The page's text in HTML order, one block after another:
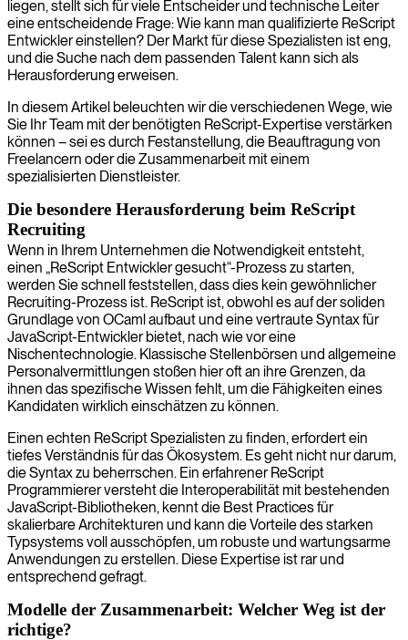
liegen, stellt sich für viele Entscheider und technische Leiter
eine entscheidende Frage: Wie kann man qualifizierte ReScript
Entwickler einstellen? Der Markt für diese Spezialisten ist eng,
und die Suche nach dem passenden Talent kann sich als
Herausforderung erweisen.
In diesem Artikel beleuchten wir die verschiedenen Wege, wie
Sie Ihr Team mit der benötigten ReScript-Expertise verstärken
können – sei es durch Festanstellung, die Beauftragung von
Freelancern oder die Zusammenarbeit mit einem
spezialisierten Dienstleister.
Die besondere Herausforderung beim ReScript
Recruiting
Wenn in Ihrem Unternehmen die Notwendigkeit entsteht,
einen „ReScript Entwickler gesucht“-Prozess zu starten,
werden Sie schnell feststellen, dass dies kein gewöhnlicher
Recruiting-Prozess ist. ReScript ist, obwohl es auf der soliden
Grundlage von OCaml aufbaut und eine vertraute Syntax für
JavaScript-Entwickler bietet, nach wie vor eine
Nischentechnologie. Klassische Stellenbörsen und allgemeine
Personalvermittlungen stoßen hier oft an ihre Grenzen, da
ihnen das spezifische Wissen fehlt, um die Fähigkeiten eines
Kandidaten wirklich einschätzen zu können.
Einen echten ReScript Spezialisten zu finden, erfordert ein
tiefes Verständnis für das Ökosystem. Es geht nicht nur darum,
die Syntax zu beherrschen. Ein erfahrener ReScript
Programmierer versteht die Interoperabilität mit bestehenden
JavaScript-Bibliotheken, kennt die Best Practices für
skalierbare Architekturen und kann die Vorteile des starken
Typsystems voll ausschöpfen, um robuste und wartungsarme
Anwendungen zu erstellen. Diese Expertise ist rar und
entsprechend gefragt.
Modelle der Zusammenarbeit: Welcher Weg ist der
richtige?